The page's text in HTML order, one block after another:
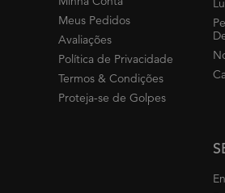
Meus Pedidos
Avaliações
Política de Privacidade
Termos & Condições
Proteja-se de Golpes